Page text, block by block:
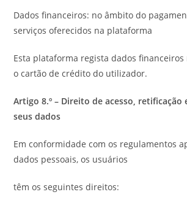
Dados financeiros: no âmbito do
serviços oferecidos na plataforma
Esta plataforma regista dados financeiros
o cartão de crédito do utilizador.
Artigo 8.º – Direito de acesso, retificação
seus dados
Em conformidade com os regulamentos
dados pessoais, os usuários
têm os seguintes direitos: